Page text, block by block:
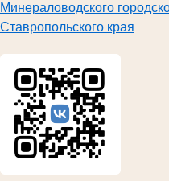
Минераловодского
Ставропольского края